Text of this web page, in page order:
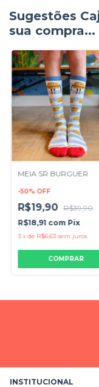
Sugestões
sua compra...
MEIA SR BURGUER
-50% OFF
R$19,90 R$39,90
R$18,91 com Pix
3 xde R$6,63 sem juros
COMPRAR
INSTITUCIONAL